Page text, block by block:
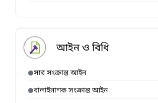
আইন ও বিধি
সার সংক্রান্ত আইন
বালাইনাশক সংক্রান্ত আইন